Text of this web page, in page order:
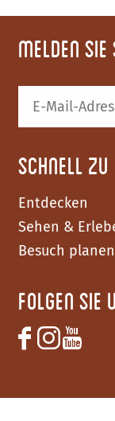
Melden
Schnell zu
Entdecken
Sehen &
Besuch planen
Folgen Sie
F
c
I
s
Y
u